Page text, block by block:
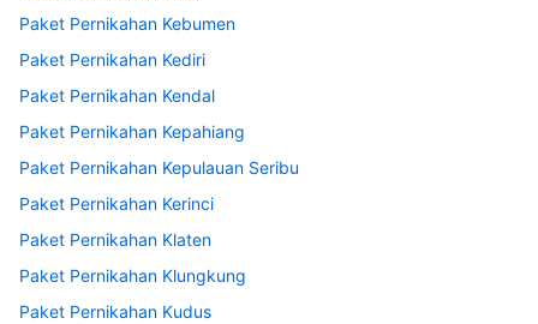
Paket Pernikahan Kebumen
Paket Pernikahan Kediri
Paket Pernikahan Kendal
Paket Pernikahan Kepahiang
Paket Pernikahan Kepulauan Seribu
Paket Pernikahan Kerinci
Paket Pernikahan Klaten
Paket Pernikahan Klungkung
Paket Pernikahan Kudus